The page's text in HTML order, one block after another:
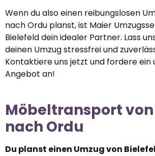
Wenn du also einen reibungslosen
nach Ordu planst, ist Maier
Bielefeld dein idealer Partner. Lass
deinen Umzug stressfrei und
Kontaktiere uns jetzt und fordere ein
Angebot an!
Möbeltransport
nach Ordu
Du planst einen Umzug von